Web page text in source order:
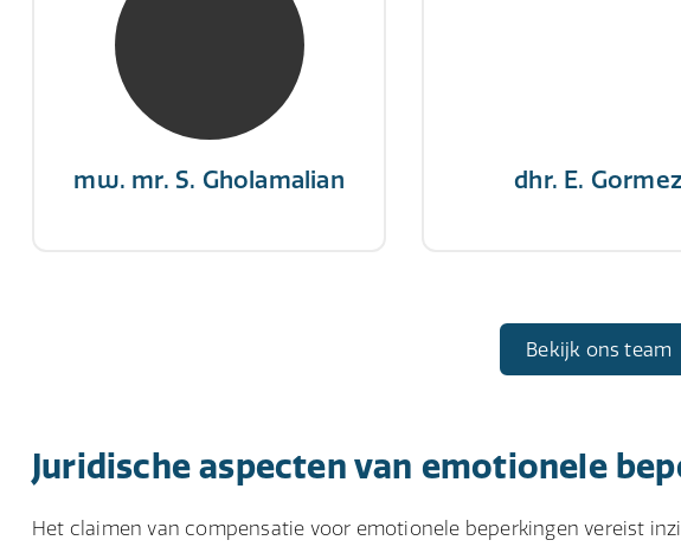
mw. mr. S. Gholamalian
NIVRE Register-Expert
“Als je de richting van de wind
niet kunt veranderen, verander
dan de stand van je zeilen.”
dhr. E.
Bekijk ons team
Juridische aspecten van emotionele
Het claimen van compensatie voor emotionele beperkingen vereist